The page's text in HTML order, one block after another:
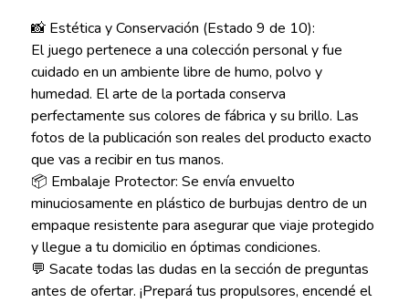
📸 Estética y Conservación (Estado 9 de 10):
El juego pertenece a una colección personal y fue
cuidado en un ambiente libre de humo, polvo y
humedad. El arte de la portada conserva
perfectamente sus colores de fábrica y su brillo. Las
fotos de la publicación son reales del producto exacto
que vas a recibir en tus manos.
📦 Embalaje Protector: Se envía envuelto
minuciosamente en plástico de burbujas dentro de un
empaque resistente para asegurar que viaje protegido
y llegue a tu domicilio en óptimas condiciones.
💬 Sacate todas las dudas en la sección de preguntas
antes de ofertar. ¡Prepará tus propulsores, encendé el